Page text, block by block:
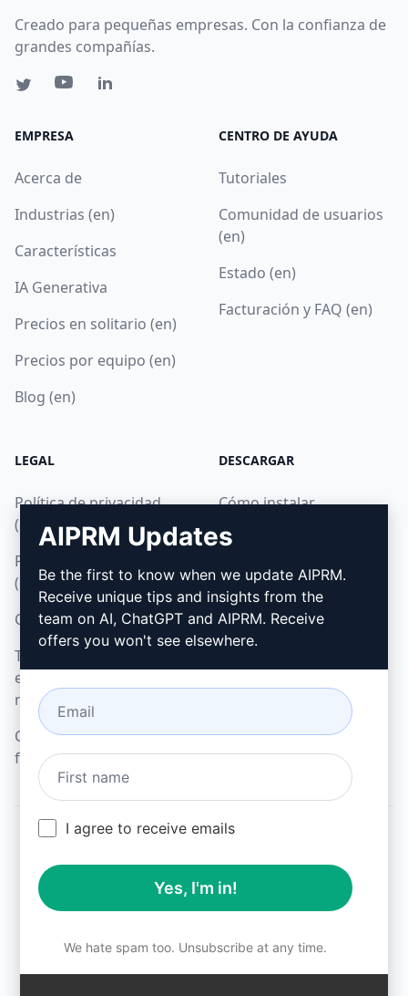
Creado para pequeñas empresas. Con la confianza de
grandes compañías.
EMPRESA
Acerca de
Industrias (en)
Características
IA Generativa
Precios en solitario (en)
Precios por equipo (en)
Blog (en)
CENTRO DE AYUDA
Tutoriales
Comunidad de usuarios
(en)
Estado (en)
Facturación y FAQ (en)
LEGAL
Política de privacidad
(en)
Política de uso aceptable
(en)
Condiciones de uso (en)
Términos de las
extensiones del
navegador (en)
Condiciones de
facturación (en)
DESCARGAR
Cómo instalar
Google Chrome
Microsoft Edge
All logos, trademarks, and registered trademarks are the
property of their respective owners.
AIPRM and other related brand names are registered
laws.
AIPRM Updates
Be the first to know when we update AIPRM.
Receive unique tips and insights from the
team on AI, ChatGPT and AIPRM. Receive
offers you won't see elsewhere.
I agree to receive emails
Yes, I'm in!
We hate spam too. Unsubscribe at any time.